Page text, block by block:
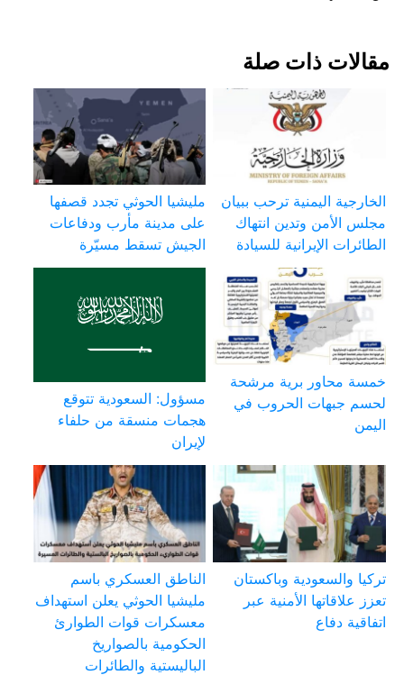
مقالات ذات صلة
الخارجية اليمنية ترحب ببيان
مجلس الأمن وتدين انتهاك
الطائرات الإيرانية للسيادة
مليشيا الحوثي تجدد قصفها
على مدينة مأرب ودفاعات
الجيش تسقط مسيّرة
خمسة محاور برية مرشحة
لحسم جبهات الحروب في
اليمن
مسؤول: السعودية تتوقع
هجمات منسقة من حلفاء
لإيران
تركيا والسعودية وباكستان
تعزز علاقاتها الأمنية عبر
اتفاقية دفاع
الناطق العسكري باسم
مليشيا الحوثي يعلن استهداف
معسكرات قوات الطوارئ
الحكومية بالصواريخ
الباليستية والطائرات